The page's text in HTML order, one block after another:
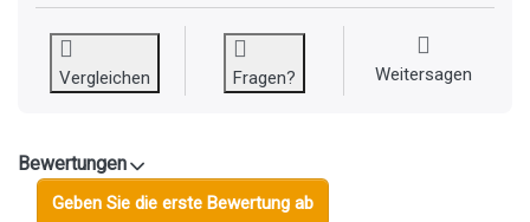
Vergleichen Fragen? Weitersagen
Bewertungen
Geben Sie die erste Bewertung ab